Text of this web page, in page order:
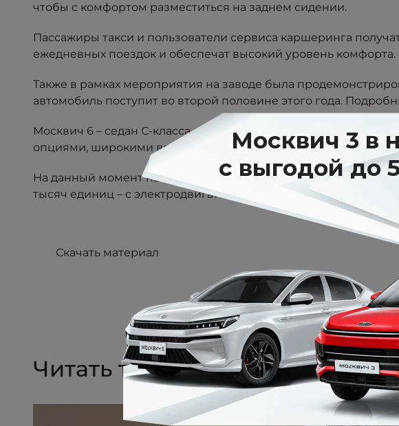
чтобы с комфортом разместиться на заднем сидении.
Пассажиры такси и пользователи сервиса каршеринга
ежедневных поездок и обеспечат высокий уровень комфорта.
Также в рамках мероприятия на заводе была
автомобиль поступит во второй половине этого года.
Москвич 6 – седан С-класса с выразительным дизайном.
опциями, широкими возможностями мультимедиа и
На данный момент на заводе «Москвич» собрано уже 7 тысяч
тысяч единиц – с электродвигателем.
Скачать материал
Читать также